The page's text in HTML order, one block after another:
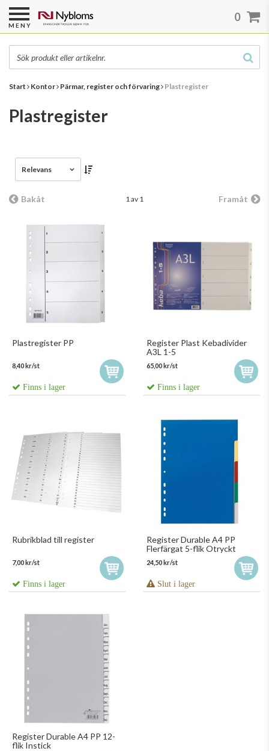
Start Kontor Pärmar, register och förvaring Plastregister
Plastregister
Relevans
Bakåt 1 av 1 Framåt
Plastregister PP
8,40 kr/st
Finns i lager
Register Plast Kebadivider
A3L 1-5
65,00 kr/st
Finns i lager
Rubrikblad till register
7,00 kr/st
Finns i lager
Register Durable A4 PP
Flerfärgat 5-flik Otryckt
24,50 kr/st
Slut i lager
Register Durable A4 PP 12-
flik Instick
MENY
0